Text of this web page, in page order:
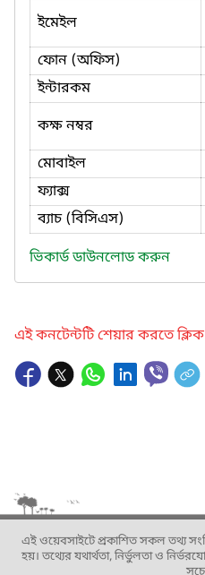
ইমেইল
ফোন (অফিস)
ইন্টারকম
কক্ষ নম্বর
মোবাইল
ফ্যাক্স
ব্যাচ (বিসিএস)
ভিকার্ড ডাউনলোড করুন
এই কনটেন্টটি শেয়ার করতে
এই ওয়েবসাইটে প্রকাশিত সকল তথ্য
হয়। তথ্যের যথার্থতা, নির্ভুলতা ও